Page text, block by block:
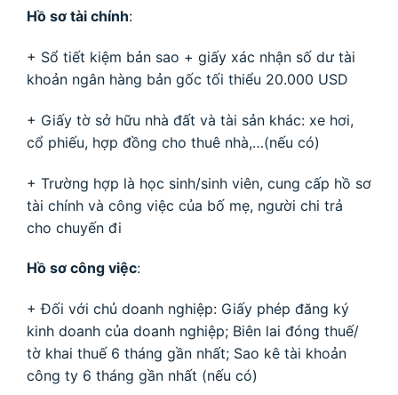
Hồ sơ tài chính:
+ Sổ tiết kiệm bản sao + giấy xác nhận số dư tài
khoản ngân hàng bản gốc tối thiểu 20.000 USD
+ Giấy tờ sở hữu nhà đất và tài sản khác: xe hơi,
cổ phiếu, hợp đồng cho thuê nhà,…(nếu có)
+ Trường hợp là học sinh/sinh viên, cung cấp hồ sơ
tài chính và công việc của bố mẹ, người chi trả
cho chuyến đi
Hồ sơ công việc:
+ Đối với chủ doanh nghiệp: Giấy phép đăng ký
kinh doanh của doanh nghiệp; Biên lai đóng thuế/
tờ khai thuế 6 tháng gần nhất; Sao kê tài khoản
công ty 6 tháng gần nhất (nếu có)